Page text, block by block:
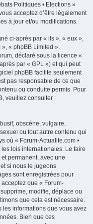
Politiques • Elections »
acceptez d’être légalement
à jour et/ou modifications.
ci-après par « ils », « eux »,
« phpBB Limited »,
déclaré sous la licence «
par « GPL ») et qui peut
phpBB facilite seulement
pas responsable de ce que
ou conduite permis. Pour
veuillez consulter :
obscène, vulgaire,
ou tout autre contenu qui
où « Forum-Actualite.com •
lois internationales. Le faire
permanent, avec une
si nous le jugeons
sont enregistrées pour
que « Forum-
modifie, déplace ou
que cela est nécessaire.
les informations que vous avez
Bien que ces